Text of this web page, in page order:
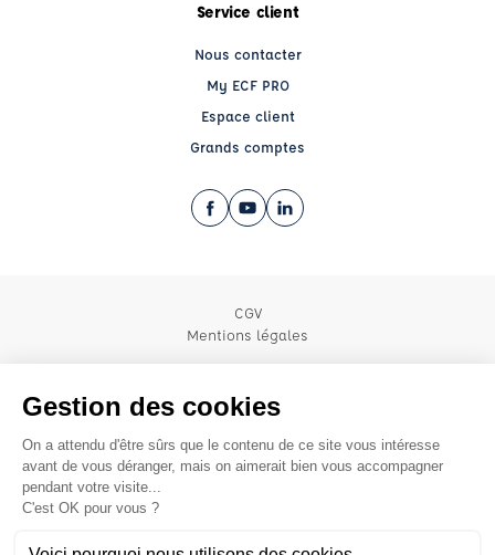
Service client
Nous contacter
My ECF PRO
Espace client
Grands comptes
Facebook (nouvelle fenêtre)
YouTube (nouvelle fenêtre)
LinkedIn (nouvelle fenêtre)
CGV
Mentions légales